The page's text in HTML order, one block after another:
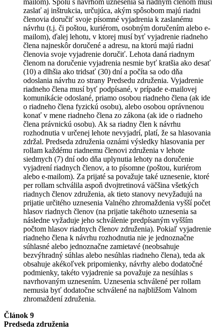
zaslať aj inštrukcia, určujúca, akým spôsobom majú riadni
členovia doručiť svoje písomné vyjadrenia k zaslanému
návrhu (t.j. či poštou, kuriérom, osobným doručením alebo e-
mailom), ďalej lehotu, v ktorej musí byť vyjadrenie riadneho
člena najneskôr doručené a adresu, na ktorú majú riadni
členovia svoje vyjadrenie doručiť. Lehota daná riadnym
členom na doručenie vyjadrenia nesmie byť kratšia ako desať
(10) a dlhšia ako tridsať (30) dní a počíta sa odo dňa
odoslania návrhu zo strany Predsedu združenia. Vyjadrenie
riadneho člena musí byť podpísané, v prípade e-mailovej
komunikácie odoslané, priamo osobou riadneho člena (ak ide
o riadneho člena fyzickú osobu), alebo osobou oprávnenou
konať v mene riadneho člena zo zákona (ak ide o riadneho
člena právnickú osobu). Ak sa riadny člen k návrhu
rozhodnutia v určenej lehote nevyjadrí, platí, že sa hlasovania
zdržal. Predseda združenia oznámi výsledky hlasovania per
rollam každému riadnemu členovi združenia v lehote
siedmych (7) dní odo dňa uplynutia lehoty na doručenie
vyjadrení riadnych členov, a to písomne (poštou, kuriérom
alebo e-mailom). Za prijaté sa považuje také uznesenie, ktoré
per rollam schválila aspoň dvojtretinová väčšina všetkých
riadnych členov združenia, ak tieto stanovy nevyžadujú na
prijatie určitého uznesenia Valného zhromaždenia vyšší počet
hlasov riadnych členov (na prijatie takéhoto uznesenia sa
následne vyžaduje jeho schválenie predpísaným vyšším
počtom hlasov riadnych členov združenia). Pokiaľ vyjadrenie
riadneho člena k návrhu rozhodnutia nie je jednoznačne
súhlasné alebo jednoznačne zamietavé (neobsahuje
bezvýhradný súhlas alebo nesúhlas riadneho člena), teda ak
obsahuje akékoľvek pripomienky, návrhy alebo dodatočné
podmienky, takéto vyjadrenie sa považuje za nesúhlas s
navrhovaným uznesením. Uznesenia schválené per rollam
nemusia byť dodatočne schválené na najbližšom Valnom
zhromaždení združenia.
Článok 9
Predseda združenia